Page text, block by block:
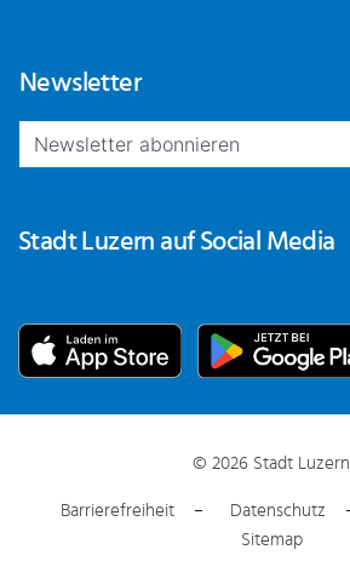
Newsletter
Stadt Luzern auf Social Media
© 2026 Stadt Luzern
Barrierefreiheit Datenschutz
Sitemap